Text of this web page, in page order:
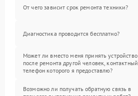
От чего зависит срок ремонта техники?
Диагностика проводится бесплатно?
Может ли вместо меня принять устройство
после ремонта другой человек, контактный
телефон которого я предоставлю?
Возможно ли получать обратную связь в